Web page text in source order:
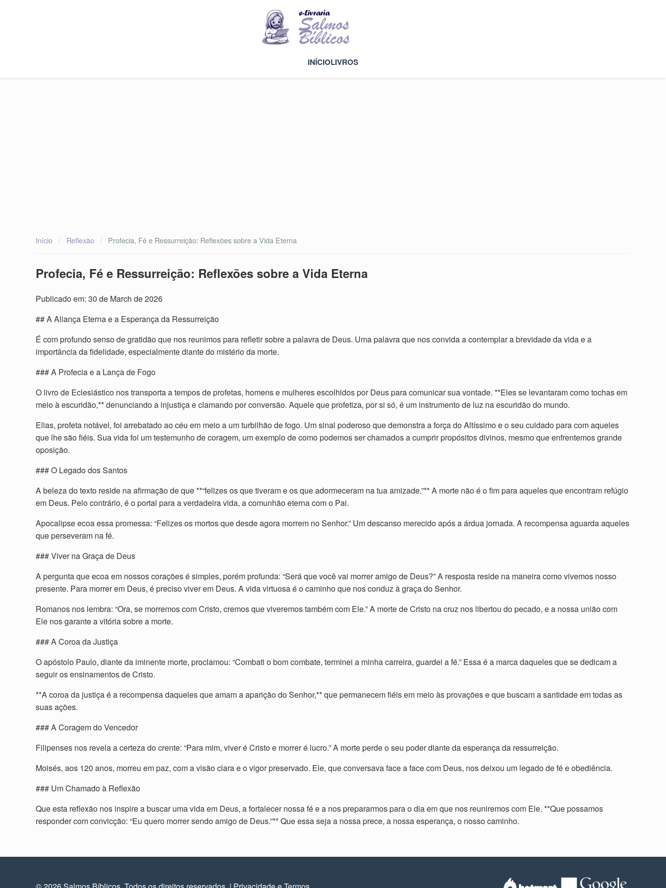
INÍCIOLIVROS
Início / Reflexão / Profecia, Fé e Ressurreição: Reflexões sobre a Vida Eterna
Profecia, Fé e Ressurreição: Reflexões sobre a Vida Eterna
Publicado em: 30 de March de 2026
## A Aliança Eterna e a Esperança da Ressurreição
É com profundo senso de gratidão que nos reunimos para refletir sobre a palavra de Deus. Uma palavra que nos convida a contemplar a brevidade da vida e a
importância da fidelidade, especialmente diante do mistério da morte.
### A Profecia e a Lança de Fogo
O livro de Eclesiástico nos transporta a tempos de profetas, homens e mulheres escolhidos por Deus para comunicar sua vontade. **Eles se levantaram como tochas em
meio à escuridão,** denunciando a injustiça e clamando por conversão. Aquele que profetiza, por si só, é um instrumento de luz na escuridão do mundo.
Elias, profeta notável, foi arrebatado ao céu em meio a um turbilhão de fogo. Um sinal poderoso que demonstra a força do Altíssimo e o seu cuidado para com aqueles
que lhe são fiéis. Sua vida foi um testemunho de coragem, um exemplo de como podemos ser chamados a cumprir propósitos divinos, mesmo que enfrentemos grande
oposição.
### O Legado dos Santos
A beleza do texto reside na afirmação de que **“felizes os que tiveram e os que adormeceram na tua amizade.”** A morte não é o fim para aqueles que encontram refúgio
em Deus. Pelo contrário, é o portal para a verdadeira vida, a comunhão eterna com o Pai.
Apocalipse ecoa essa promessa: “Felizes os mortos que desde agora morrem no Senhor.” Um descanso merecido após a árdua jornada. A recompensa aguarda aqueles
que perseveram na fé.
### Viver na Graça de Deus
A pergunta que ecoa em nossos corações é simples, porém profunda: “Será que você vai morrer amigo de Deus?” A resposta reside na maneira como vivemos nosso
presente. Para morrer em Deus, é preciso viver em Deus. A vida virtuosa é o caminho que nos conduz à graça do Senhor.
Romanos nos lembra: “Ora, se morremos com Cristo, cremos que viveremos também com Ele.” A morte de Cristo na cruz nos libertou do pecado, e a nossa união com
Ele nos garante a vitória sobre a morte.
### A Coroa da Justiça
O apóstolo Paulo, diante da iminente morte, proclamou: “Combati o bom combate, terminei a minha carreira, guardei a fé.” Essa é a marca daqueles que se dedicam a
seguir os ensinamentos de Cristo.
**A coroa da justiça é a recompensa daqueles que amam a aparição do Senhor,** que permanecem fiéis em meio às provações e que buscam a santidade em todas as
suas ações.
### A Coragem do Vencedor
Filipenses nos revela a certeza do crente: “Para mim, viver é Cristo e morrer é lucro.” A morte perde o seu poder diante da esperança da ressurreição.
Moisés, aos 120 anos, morreu em paz, com a visão clara e o vigor preservado. Ele, que conversava face a face com Deus, nos deixou um legado de fé e obediência.
### Um Chamado à Reflexão
Que esta reflexão nos inspire a buscar uma vida em Deus, a fortalecer nossa fé e a nos prepararmos para o dia em que nos reuniremos com Ele. **Que possamos
responder com convicção: “Eu quero morrer sendo amigo de Deus.”** Que essa seja a nossa prece, a nossa esperança, o nosso caminho.